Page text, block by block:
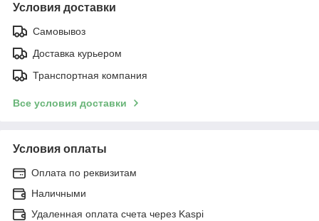
Условия доставки
Самовывоз
Доставка курьером
Транспортная компания
Все условия доставки
Условия оплаты
Оплата по реквизитам
Наличными
Удаленная оплата счета через Kaspi